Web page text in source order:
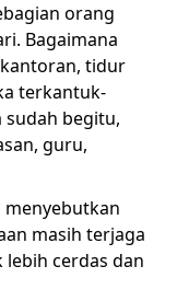
orang
Bagaimana
tidur
terkantuk-
sudah begitu,
guru,
masih terjaga
cerdas dan